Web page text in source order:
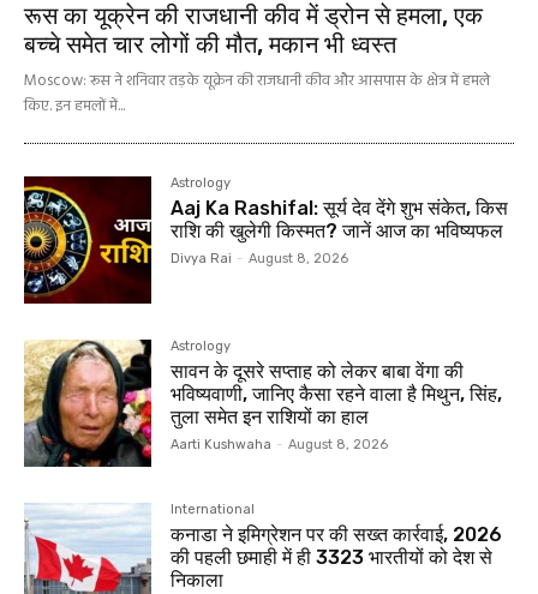
रूस का यूक्रेन की राजधानी कीव में ड्रोन से हमला, एक
बच्चे समेत चार लोगों की मौत, मकान भी ध्वस्त
Moscow: रूस ने शनिवार तड़के यूक्रेन की राजधानी कीव और आसपास के क्षेत्र में हमले
किए. इन हमलों में...
Astrology
Aaj Ka Rashifal: सूर्य देव देंगे शुभ संकेत, किस
राशि की खुलेगी किस्मत? जानें आज का भविष्यफल
Divya Rai - August 8, 2026
Astrology
सावन के दूसरे सप्ताह को लेकर बाबा वेंगा की
भविष्यवाणी, जानिए कैसा रहने वाला है मिथुन, सिंह,
तुला समेत इन राशियों का हाल
Aarti Kushwaha - August 8, 2026
International
कनाडा ने इमिग्रेशन पर की सख्त कार्रवाई, 2026
की पहली छमाही में ही 3323 भारतीयों को देश से
निकाला